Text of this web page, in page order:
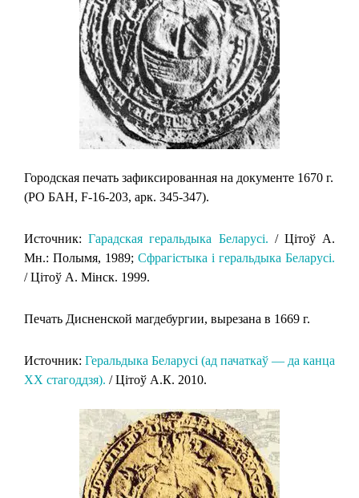
Городская печать зафиксированная на документе 1670 г.
(РО БАН, F-16-203, арк. 345-347).
Источник:Гарадская геральдыка Беларусi. / Цiтоў А.
Мн.: Полымя, 1989; Сфрагістыка і геральдыка Беларусі.
/ Цітоў А. Мінск. 1999.
Печать Дисненской магдебургии, вырезана в 1669 г.
Источник: Геральдыка Беларусi (ад пачаткаў — да канца
XX стагоддзя). / Цітоў А.К. 2010.